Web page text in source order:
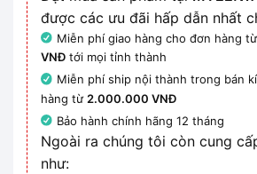
được các ưu đãi hấp dẫn nhất
Miễn phí giao hàng cho đơn hàng
VNĐ tới mọi tỉnh thành
Miễn phí ship nội thành trong bán
hàng từ 2.000.000 VNĐ
Bảo hành chính hãng 12 tháng
Ngoài ra chúng tôi còn cung
như: